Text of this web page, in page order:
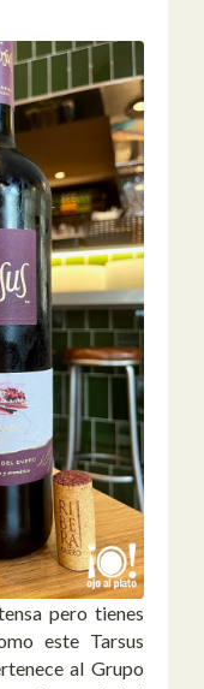
pero tienes
este Tarsus
al Grupo